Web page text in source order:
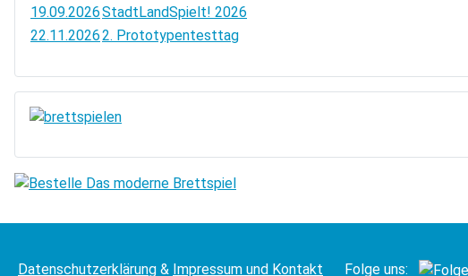
19.09.2026StadtLandSpielt! 2026
22.11.20262. Prototypentesttag
Datenschutzerklärung & Impressum und Kontakt Folge uns: